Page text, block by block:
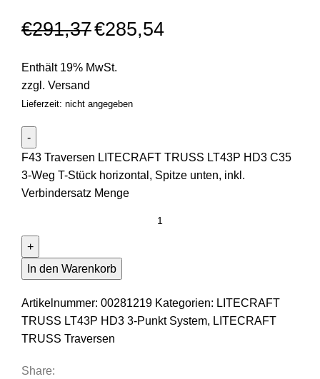
€291,37€285,54
Enthält 19% MwSt.
zzgl. Versand
Lieferzeit: nicht angegeben
F43 Traversen LITECRAFT TRUSS LT43P HD3 C35
3-Weg T-Stück horizontal, Spitze unten, inkl.
Verbindersatz Menge
In den Warenkorb
Artikelnummer: 00281219 Kategorien: LITECRAFT
TRUSS LT43P HD3 3-Punkt System, LITECRAFT
TRUSS Traversen
Share: